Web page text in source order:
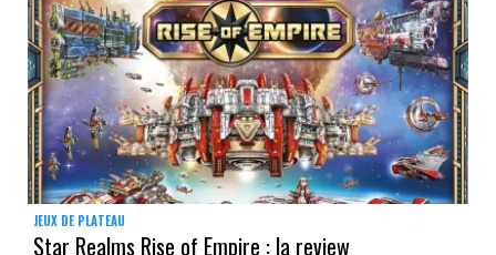
JEUX DE PLATEAU
Star Realms Rise of Empire : la review